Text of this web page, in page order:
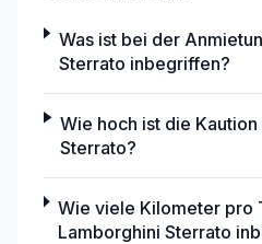
Was ist bei der
Sterrato inbegriffen?
Wie hoch ist die
Sterrato?
Wie viele Kilometer pro
Lamborghini Sterrato